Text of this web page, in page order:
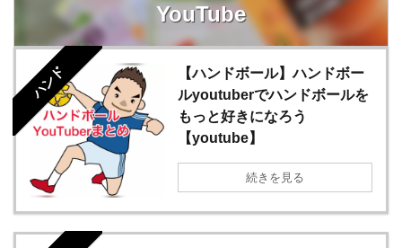
YouTube
ハンド
【ハンドボール】ハンドボー
ルyoutuberでハンドボールを
もっと好きになろう
【youtube】
続きを見る